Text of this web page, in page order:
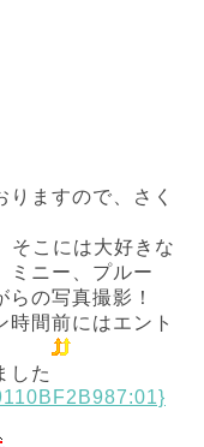
ますので、さく
そこには大好きな
ミニー、プルー
の写真撮影！
時間前にはエント
した